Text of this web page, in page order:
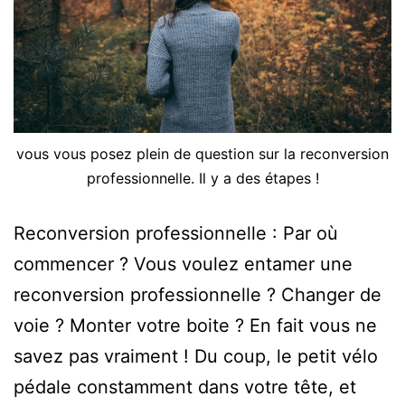
vous vous posez plein de question sur la reconversion
professionnelle. Il y a des étapes !
Reconversion professionnelle : Par où
commencer ? Vous voulez entamer une
reconversion professionnelle ? Changer de
voie ? Monter votre boite ? En fait vous ne
savez pas vraiment ! Du coup, le petit vélo
pédale constamment dans votre tête, et